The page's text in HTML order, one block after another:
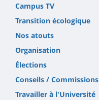
Campus TV
Transition écologique
Nos atouts
Organisation
Élections
Conseils / Commissions
Travailler à l'Université